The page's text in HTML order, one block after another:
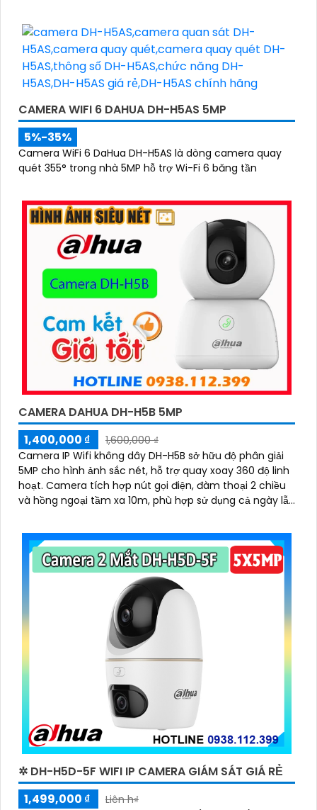
CAMERA WIFI 6 DAHUA DH-H5AS 5MP
5%-35%
Camera WiFi 6 DaHua DH-H5AS là dòng camera quay
quét 355° trong nhà 5MP hỗ trợ Wi-Fi 6 băng tần
CAMERA DAHUA DH-H5B 5MP
1,400,000 ₫
1,600,000 ₫
Camera IP Wifi không dây DH-H5B sở hữu độ phân giải
5MP cho hình ảnh sắc nét, hỗ trợ quay xoay 360 độ linh
hoạt. Camera tích hợp nút gọi điện, đàm thoại 2 chiều
và hồng ngoại tầm xa 10m, phù hợp sử dụng cả ngày lẫn
✲ DH-H5D-5F WIFI IP CAMERA GIÁM SÁT GIÁ RẺ
1,499,000 ₫
Liên h₫